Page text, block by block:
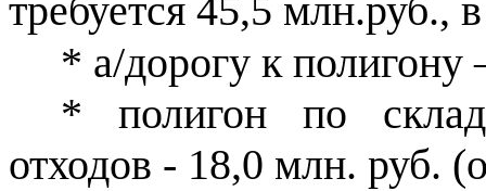
требуется 45,5 млн.руб.,
* а/дорогу к
* полигон по
отходов - 18,0 млн. руб.